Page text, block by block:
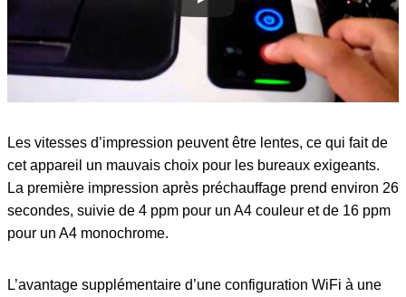
Les vitesses d’impression peuvent être lentes, ce qui fait de
cet appareil un mauvais choix pour les bureaux exigeants.
La première impression après préchauffage prend environ 26
secondes, suivie de 4 ppm pour un A4 couleur et de 16 ppm
pour un A4 monochrome.
L’avantage supplémentaire d’une configuration WiFi à une